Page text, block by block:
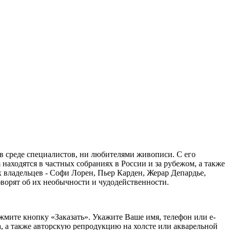
среде специалистов, ни любителями живописи. С его
в частных собраниях в России и за рубежом, а также
- Софи Лорен, Пьер Карден, Жерар Депардье,
об их необычности и чудодейственности.
кнопку «Заказать». Укажите Ваше имя, телефон или e-
также авторскую репродукцию на холсте или акварельной